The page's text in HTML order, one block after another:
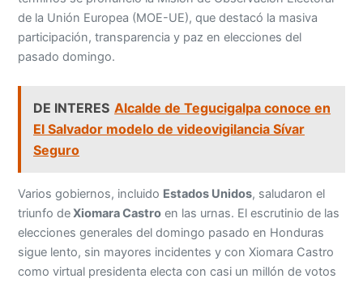
de la Unión Europea (MOE-UE), que destacó la masiva
participación, transparencia y paz en elecciones del
pasado domingo.
DE INTERES Alcalde de Tegucigalpa conoce en
El Salvador modelo de videovigilancia Sívar
Seguro
Varios gobiernos, incluido Estados Unidos, saludaron el
triunfo deXiomara Castro en las urnas. El escrutinio de las
elecciones generales del domingo pasado en Honduras
sigue lento, sin mayores incidentes y con Xiomara Castro
como virtual presidenta electa con casi un millón de votos